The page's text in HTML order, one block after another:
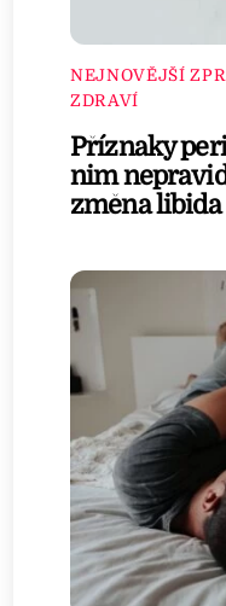
NEJNOVĚJŠÍ
ZDRAVÍ
Příznaky
nim
změna libida